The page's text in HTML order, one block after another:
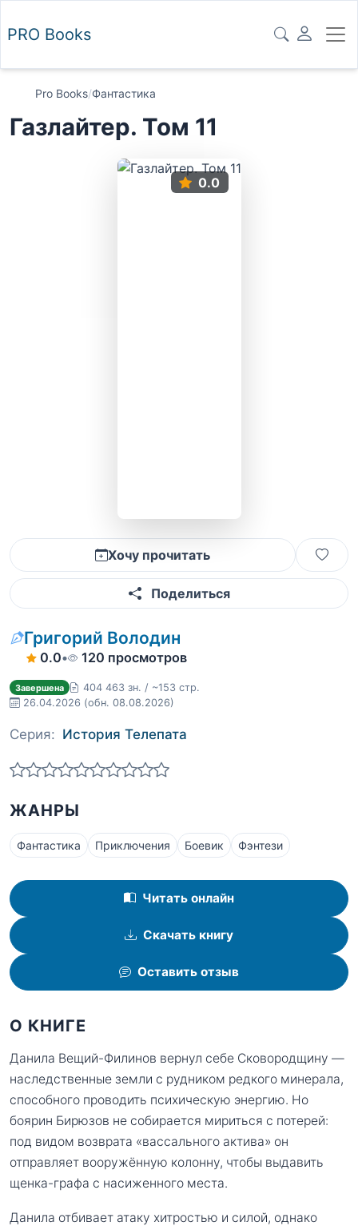
PRO Books
Pro Books/Фантастика
Газлайтер. Том 11
0.0
Хочу прочитать
Поделиться
Григорий Володин
0.0• 120 просмотров
Завершена
404 463 зн. / ~153 стр.
26.04.2026 (обн. 08.08.2026)
Серия: История Телепата
ЖАНРЫ
Фантастика Приключения Боевик Фэнтези
Читать онлайн
Скачать книгу
Оставить отзыв
О КНИГЕ
Данила Вещий-Филинов вернул себе Сковородщину —
наследственные земли с рудником редкого минерала,
способного проводить психическую энергию. Но
боярин Бирюзов не собирается мириться с потерей:
под видом возврата «вассального актива» он
отправляет вооружённую колонну, чтобы выдавить
щенка-графа с насиженного места.
Данила отбивает атаку хитростью и силой, однако